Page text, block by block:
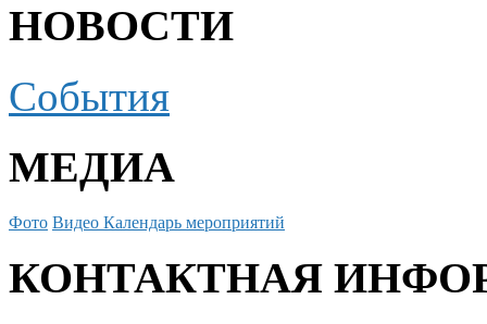
НОВОСТИ
События
МЕДИА
Фото Видео Календарь мероприятий
КОНТАКТНАЯ